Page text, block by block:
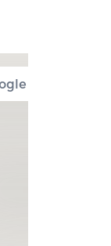
Map